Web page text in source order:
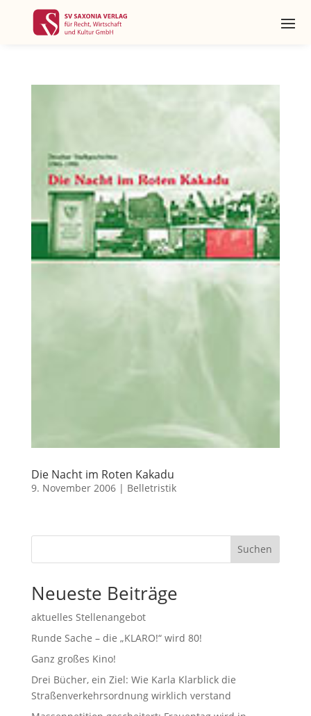
Die Nacht im Roten Kakadu
9. November 2006| Belletristik
Suchen
Neueste Beiträge
aktuelles Stellenangebot
Runde Sache – die „KLARO!“ wird 80!
Ganz großes Kino!
Drei Bücher, ein Ziel: Wie Karla Klarblick die
Straßenverkehrsordnung wirklich verstand